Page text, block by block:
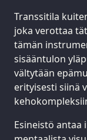
Transsitila
joka verottaa
tämän
sisääntulon
vältytään
erityisesti siinä
Esineistö